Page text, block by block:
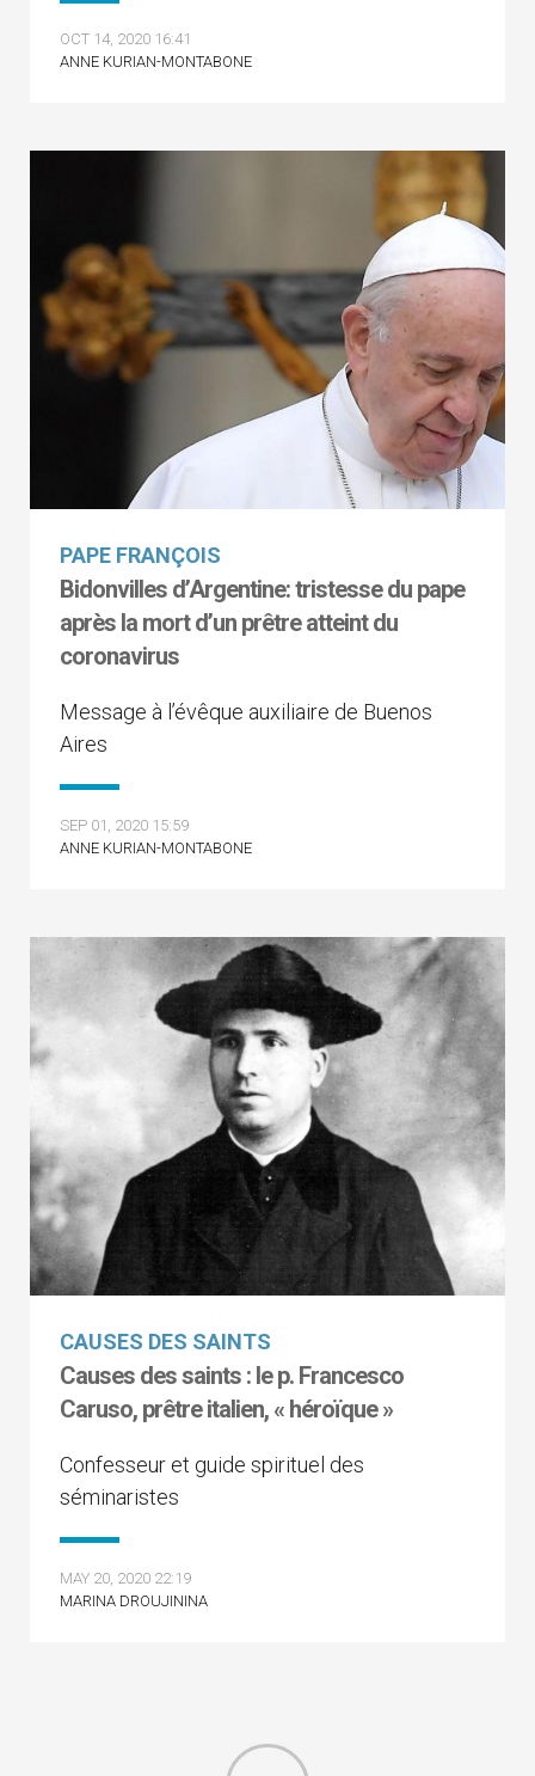
OCT 14, 2020 16:41
ANNE KURIAN-MONTABONE
PAPE FRANÇOIS
Bidonvilles d’Argentine: tristesse du pape
après la mort d’un prêtre atteint du
coronavirus
Message à l’évêque auxiliaire de Buenos
Aires
SEP 01, 2020 15:59
ANNE KURIAN-MONTABONE
CAUSES DES SAINTS
Causes des saints : le p. Francesco
Caruso, prêtre italien, « héroïque »
Confesseur et guide spirituel des
séminaristes
MAY 20, 2020 22:19
MARINA DROUJININA